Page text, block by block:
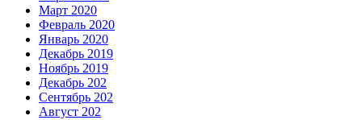
Март 2020
Февраль 2020
Январь 2020
Декабрь 2019
Ноябрь 2019
Декабрь 202
Сентябрь 202
Август 202